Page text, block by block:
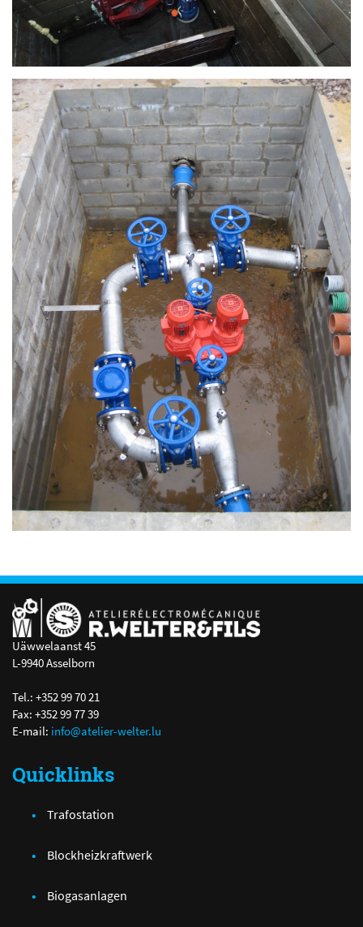
Uäwwelaanst 45
L-9940 Asselborn
Tel.: +352 99 70 21
Fax: +352 99 77 39
E-mail: info@atelier-welter.lu
Quicklinks
Trafostation
Blockheizkraftwerk
Biogasanlagen